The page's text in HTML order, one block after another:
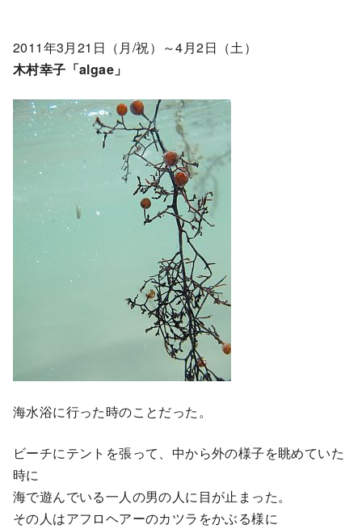
2011年3月21日（月/祝）～4月2日（土）
木村幸子「algae」
海水浴に行った時のことだった。
ビーチにテントを張って、中から外の様子を眺めていた
時に
海で遊んでいる一人の男の人に目が止まった。
その人はアフロヘアーのカツラをかぶる様に